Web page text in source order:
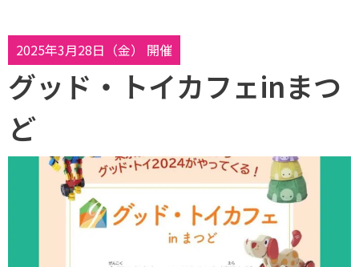
2025年3月28日（金） 開催
グッド・トイカフェinまつ
ど